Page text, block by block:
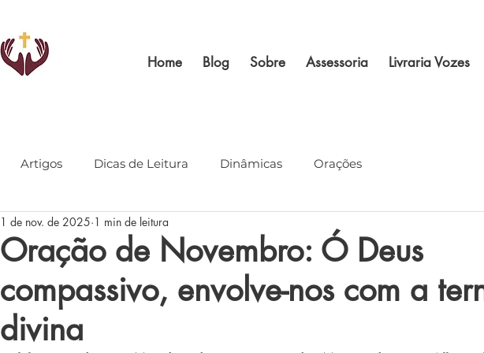
Home Blog Sobre Assessoria Livraria Vozes
Artigos Dicas de Leitura Dinâmicas Orações
Oração de Novembro: Ó Deus
compassivo, envolve-nos com a
divina
1 de nov. de 2025 1 min de leitura